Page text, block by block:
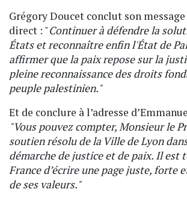
Grégory Doucet conclut son
direct : "Continuer à défendre la
États et reconnaître enfin l'État de
affirmer que la paix repose sur la
pleine reconnaissance des droits
peuple palestinien."
Et de conclure à l’adresse
"Vous pouvez compter, Monsieur le
soutien résolu de la Ville de Lyon
démarche de justice et de paix. Il est
France d’écrire une page juste, forte
de ses valeurs."